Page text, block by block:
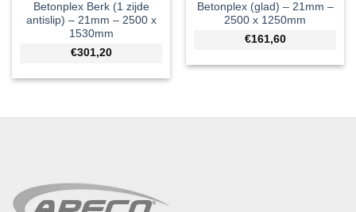
Betonplex Berk (1 zijde
antislip) – 21mm – 2500 x
1530mm
€301,20
Betonplex (glad) – 21mm –
2500 x 1250mm
€161,60